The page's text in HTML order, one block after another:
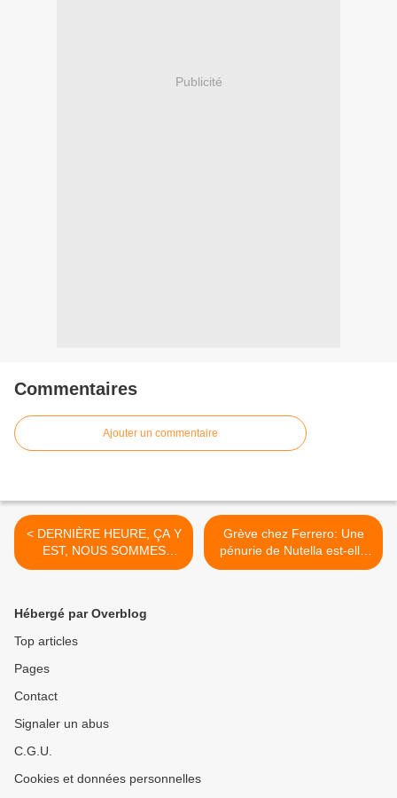
Publicité
Commentaires
Ajouter un commentaire
< DERNIÈRE HEURE, ÇA Y
EST, NOUS SOMMES
DANS LA PHASE DU
Grève chez Ferrero: Une
pénurie de Nutella est-elle
possible? >
Hébergé par Overblog
Top articles
Pages
Contact
Signaler un abus
C.G.U.
Cookies et données personnelles